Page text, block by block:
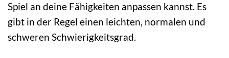
Spiel an deine Fähigkeiten anpassen kannst. Es
gibt in der Regel einen leichten, normalen und
schweren Schwierigkeitsgrad.